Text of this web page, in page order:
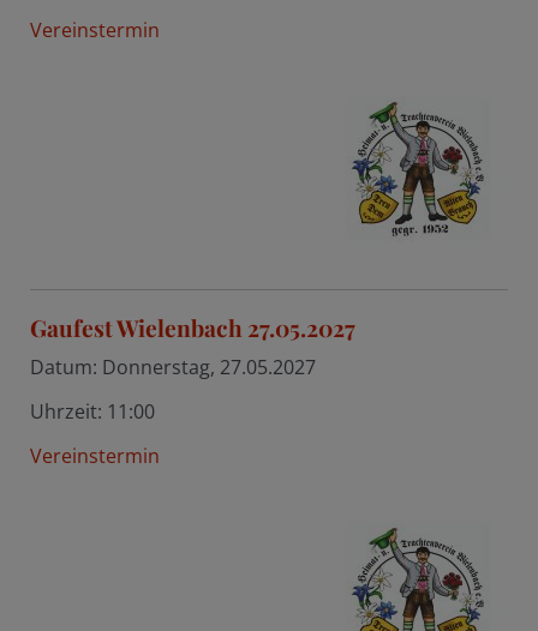
Vereinstermin
Gaufest Wielenbach 27.05.2027
Datum: Donnerstag, 27.05.2027
Uhrzeit: 11:00
Vereinstermin